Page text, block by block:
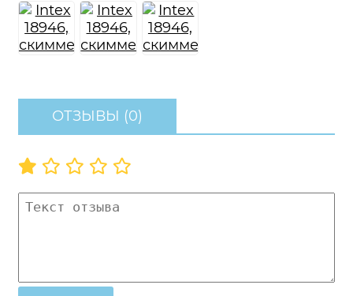
ОТЗЫВЫ (0)